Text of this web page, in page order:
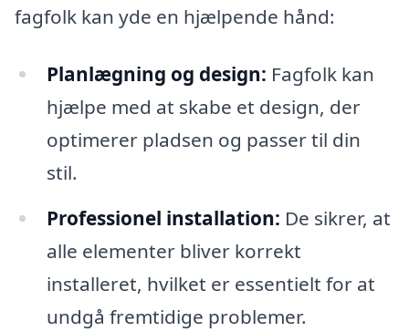
fagfolk kan yde en hjælpende hånd:
Planlægning og design: Fagfolk kan
hjælpe med at skabe et design, der
optimerer pladsen og passer til din
stil.
Professionel installation: De sikrer, at
alle elementer bliver korrekt
installeret, hvilket er essentielt for at
undgå fremtidige problemer.